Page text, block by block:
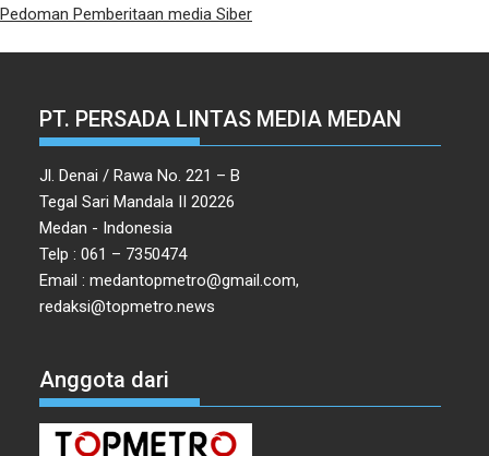
Pedoman Pemberitaan media Siber
PT. PERSADA LINTAS MEDIA MEDAN
Jl. Denai / Rawa No. 221 – B
Tegal Sari Mandala II 20226
Medan - Indonesia
Telp : 061 – 7350474
Email : medantopmetro@gmail.com,
redaksi@topmetro.news
Anggota dari